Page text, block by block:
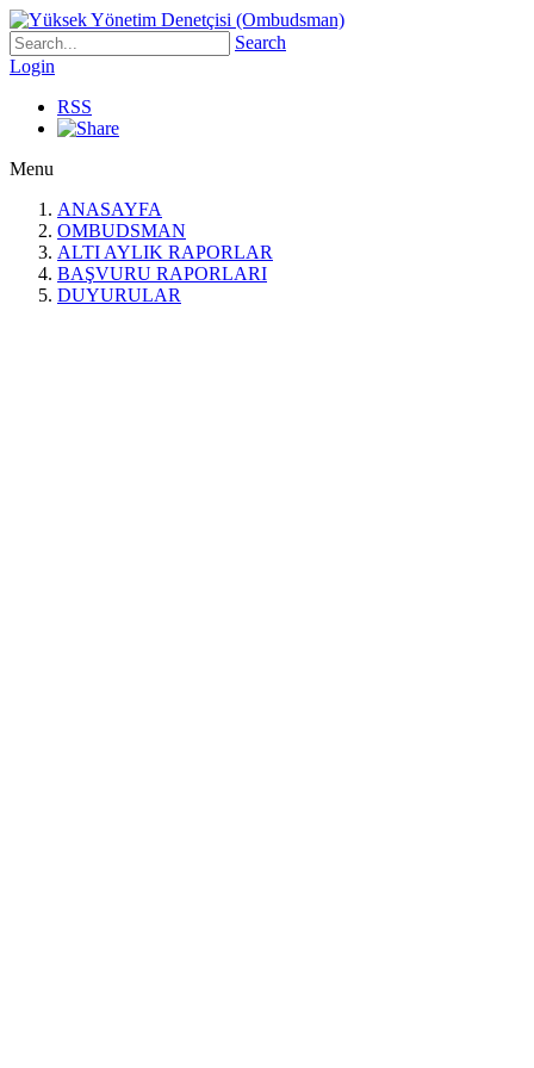
Search
Login
RSS
Menu
ANASAYFA
OMBUDSMAN
ALTI AYLIK RAPORLAR
BAŞVURU RAPORLARI
DUYURULAR